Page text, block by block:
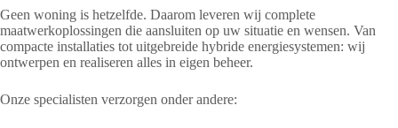
Geen woning is hetzelfde. Daarom leveren wij complete
maatwerkoplossingen die aansluiten op uw situatie en wensen. Van
compacte installaties tot uitgebreide hybride energiesystemen: wij
ontwerpen en realiseren alles in eigen beheer.
Onze specialisten verzorgen onder andere: